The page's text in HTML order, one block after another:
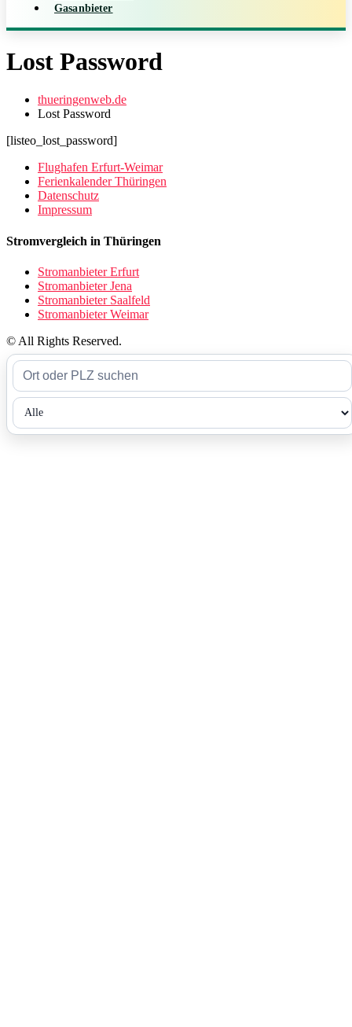
Gasanbieter
Lost Password
thueringenweb.de
Lost Password
[listeo_lost_password]
Flughafen Erfurt-Weimar
Ferienkalender Thüringen
Datenschutz
Impressum
Stromvergleich in Thüringen
Stromanbieter Erfurt
Stromanbieter Jena
Stromanbieter Saalfeld
Stromanbieter Weimar
© All Rights Reserved.